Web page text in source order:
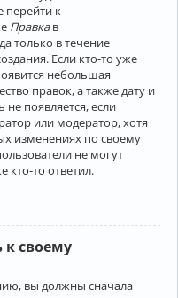
перейти к
Правкав
только в течение
Если кто-то уже
небольшая
правок, а также дату и
не появляется, если
или модератор, хотя
изменениях по своему
не могут
кто-то ответил.
к своему
вы должны сначала